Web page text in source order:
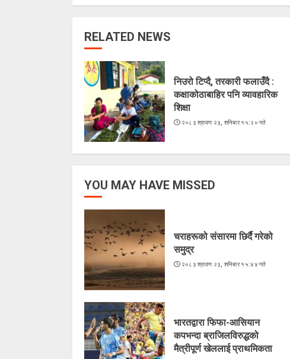
RELATED NEWS
निउरो टिप्दै, तरकारी फलाउँदै :
कक्षाकोठाबाहिर पनि व्यावहारिक
शिक्षा
२०८३ श्रावण २३, शनिबार १५:२० गते
YOU MAY HAVE MISSED
चराहरूको संसारमा छिर्दै गरेको
समुद्र
२०८३ श्रावण २३, शनिबार १५:४४ गते
भारतद्वारा फिफा-आसियान
कपभन्दा ब्राजिलविरुद्धको
मैत्रीपूर्ण खेललाई प्राथमिकता